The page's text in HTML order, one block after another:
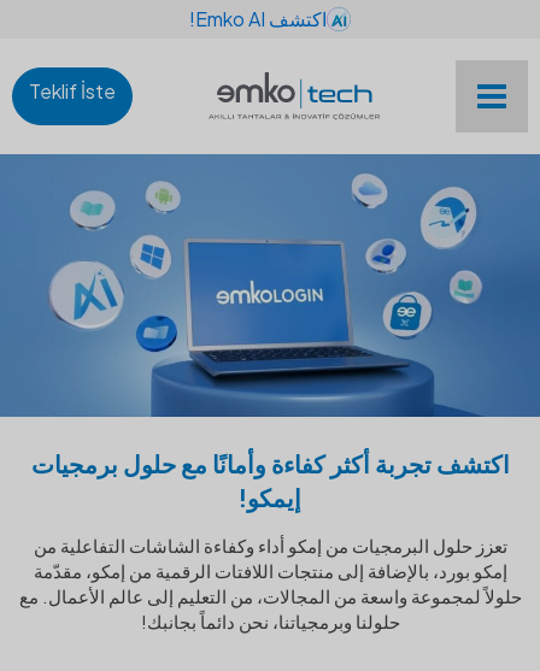
اكتشف Emko AI!
Teklif İste
اكتشف تجربة أكثر كفاءة وأمانًا مع حلول برمجيات
إيمكو!
تعزز حلول البرمجيات من إمكو أداء وكفاءة الشاشات التفاعلية من
إمكو بورد، بالإضافة إلى منتجات اللافتات الرقمية من إمكو، مقدّمة
حلولاً لمجموعة واسعة من المجالات، من التعليم إلى عالم الأعمال. مع
حلولنا وبرمجياتنا، نحن دائماً بجانبك!